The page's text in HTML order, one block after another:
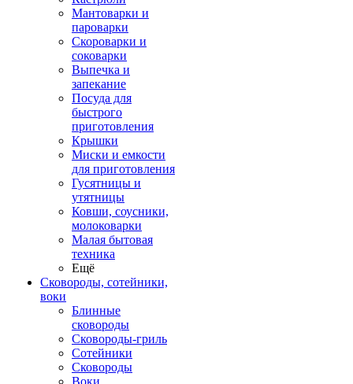
Мантоварки и
пароварки
Скороварки и
соковарки
Выпечка и
запекание
Посуда для
быстрого
приготовления
Крышки
Миски и емкости
для приготовления
Гусятницы и
утятницы
Ковши, соусники,
молоковарки
Малая бытовая
техника
Ещё
Сковороды, сотейники,
воки
Блинные
сковороды
Сковороды-гриль
Сотейники
Сковороды
Воки